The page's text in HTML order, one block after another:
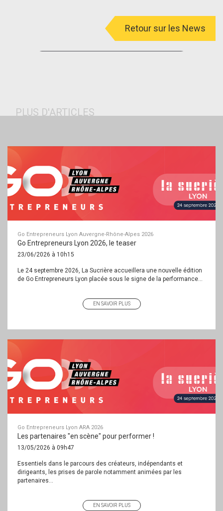
Retour sur les News
PLUS D'ARTICLES
Go Entrepreneurs Lyon Auvergne-Rhône-Alpes 2026
Go Entrepreneurs Lyon 2026, le teaser
23/06/2026 à 10h15
Le 24 septembre 2026, La Sucrière accueillera une nouvelle édition
de Go Entrepreneurs Lyon placée sous le signe de la performance...
EN SAVOIR PLUS
Go Entrepreneurs Lyon ARA 2026
Les partenaires "en scène" pour performer !
13/05/2026 à 09h47
Essentiels dans le parcours des créateurs, indépendants et
dirigeants, les prises de parole notamment animées par les
partenaires...
EN SAVOIR PLUS